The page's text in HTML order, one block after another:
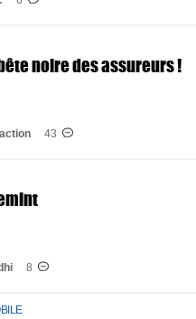
noire des assureurs !
43
8